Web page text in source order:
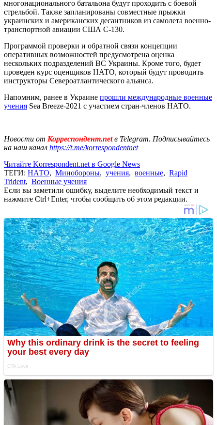
многонационального батальона будут проходить с боевой
стрельбой. Также запланированы совместные прыжки
украинских и американских десантников из самолета военно-
транспортной авиации США С-130.
Программой проверки и обратной связи концепции
оперативных возможностей предусмотрена оценка
нескольких подразделений ВС Украины. Кроме того, будет
проведен курс оценщиков НАТО, который будут проводить
инструкторы Североатлантического альянса.
Напомним, ранее в Украине прошли международные военные
учения Sea Breeze-2021 с участием стран-членов НАТО.
Новости от Корреспондент.netв Telegram. Подписывайтесь
на наш канал https://t.me/korrespondentnet
Читайте Korrespondent.net в Google News
ТЕГИ: НАТО, Минобороны, учения, военные, Rapid
Trident, Военные учения
Если вы заметили ошибку, выделите необходимый текст и
нажмите Ctrl+Enter, чтобы сообщить об этом редакции.